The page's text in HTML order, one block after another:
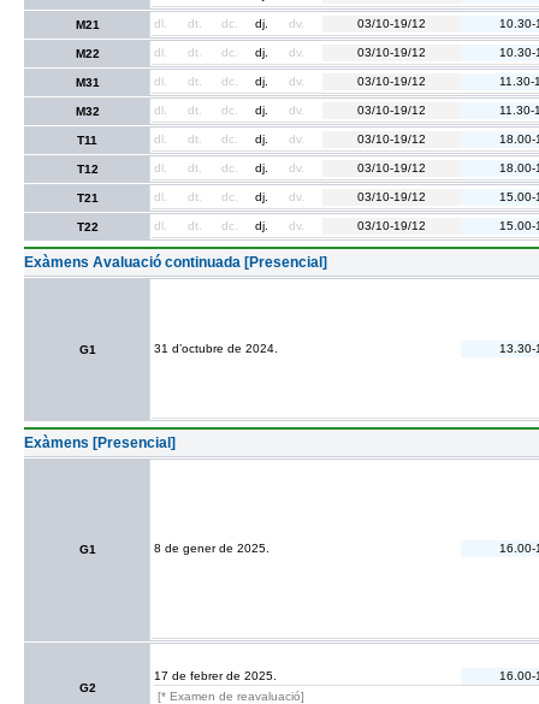
M21 dl. dt. dc. dj. dv. 03/10-19/12 10.30-
M22 dl. dt. dc. dj. dv. 03/10-19/12 10.30-
M31 dl. dt. dc. dj. dv. 03/10-19/12 11.30-
M32 dl. dt. dc. dj. dv. 03/10-19/12 11.30-
T11 dl. dt. dc. dj. dv. 03/10-19/12 18.00-
T12 dl. dt. dc. dj. dv. 03/10-19/12 18.00-
T21 dl. dt. dc. dj. dv. 03/10-19/12 15.00-
T22 dl. dt. dc. dj. dv. 03/10-19/12 15.00-
Exàmens Avaluació continuada [Presencial]
G1 31 d’octubre de 2024. 13.30-
Exàmens [Presencial]
G1 8 de gener de 2025. 16.00-
G2
17 de febrer de 2025.
16.00-
[* Examen de reavaluació]